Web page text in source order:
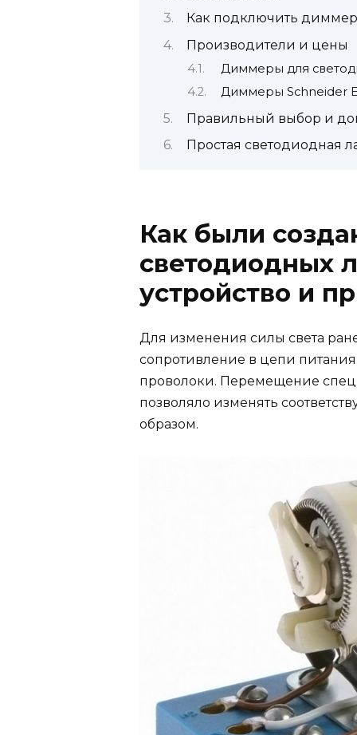
Как подключить диммер
Производители и цены
Диммеры для
Диммеры Schneider
Правильный выбор и
Простая светодиодная
Как были
светодиодных
устройство и
Для изменения силы света
сопротивление в цепи
проволоки. Перемещение
позволяло изменять
образом.